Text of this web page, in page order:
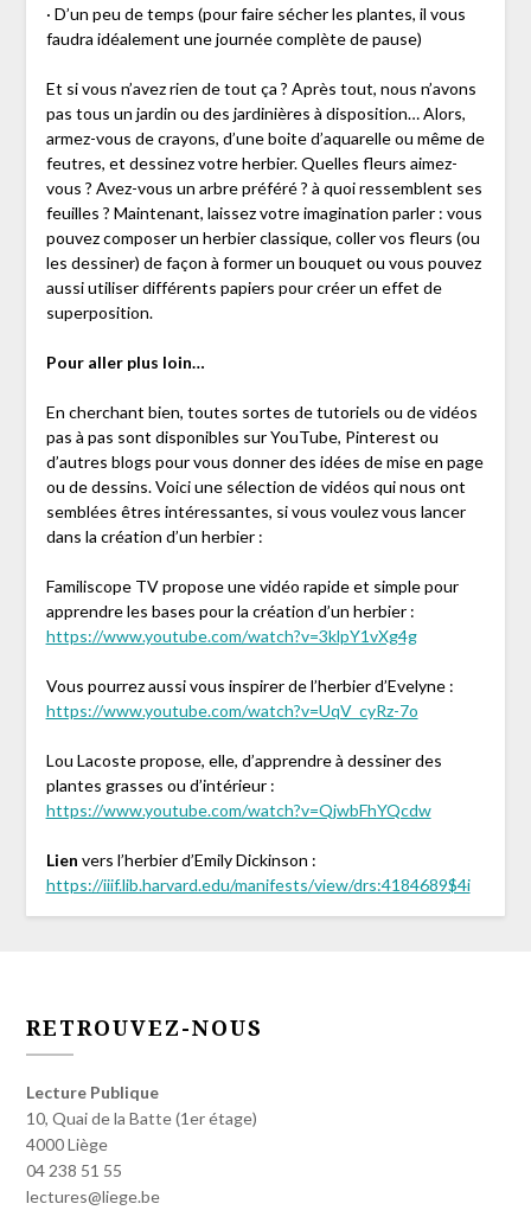
· D’un peu de temps (pour faire sécher les plantes, il vous
faudra idéalement une journée complète de pause)
Et si vous n’avez rien de tout ça ? Après tout, nous n’avons
pas tous un jardin ou des jardinières à disposition… Alors,
armez-vous de crayons, d’une boite d’aquarelle ou même de
feutres, et dessinez votre herbier. Quelles fleurs aimez-
vous ? Avez-vous un arbre préféré ? à quoi ressemblent ses
feuilles ? Maintenant, laissez votre imagination parler : vous
pouvez composer un herbier classique, coller vos fleurs (ou
les dessiner) de façon à former un bouquet ou vous pouvez
aussi utiliser différents papiers pour créer un effet de
superposition.
Pour aller plus loin…
En cherchant bien, toutes sortes de tutoriels ou de vidéos
pas à pas sont disponibles sur YouTube, Pinterest ou
d’autres blogs pour vous donner des idées de mise en page
ou de dessins. Voici une sélection de vidéos qui nous ont
semblées êtres intéressantes, si vous voulez vous lancer
dans la création d’un herbier :
Familiscope TV propose une vidéo rapide et simple pour
apprendre les bases pour la création d’un herbier :
https://www.youtube.com/watch?v=3klpY1vXg4g
Vous pourrez aussi vous inspirer de l’herbier d’Evelyne :
https://www.youtube.com/watch?v=UqV_cyRz-7o
Lou Lacoste propose, elle, d’apprendre à dessiner des
plantes grasses ou d’intérieur :
https://www.youtube.com/watch?v=QjwbFhYQcdw
Lien vers l’herbier d’Emily Dickinson :
https://iiif.lib.harvard.edu/manifests/view/drs:4184689$4i
RETROUVEZ-NOUS
Lecture Publique
10, Quai de la Batte (1er étage)
4000 Liège
04 238 51 55
lectures@liege.be